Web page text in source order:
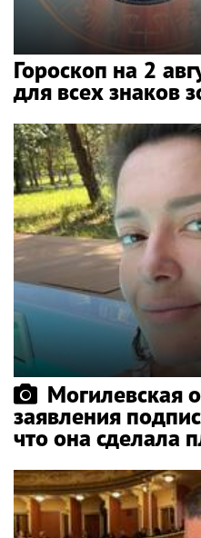
Гороскоп на 2
для всех знаков
Могилевская
заявления
что она сделала